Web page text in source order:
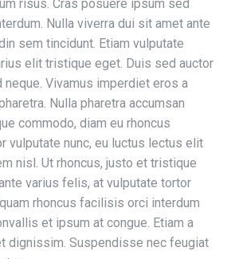
risus. Cras posuere ipsum sed
Nulla viverra dui sit amet ante
sem tincidunt. Etiam vulputate
elit tristique eget. Duis sed auctor
neque. Vivamus imperdiet eros a
Nulla pharetra accumsan
commodo, diam eu rhoncus
vulputate nunc, eu luctus lectus elit
nisl. Ut rhoncus, justo et tristique
varius felis, at vulputate tortor
rhoncus facilisis orci interdum
et ipsum at congue. Etiam a
dignissim. Suspendisse nec feugiat